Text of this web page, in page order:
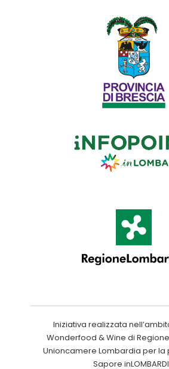
Iniziativa realizzata
Wonderfood & Wine di
Unioncamere Lombardia per la
Sapore